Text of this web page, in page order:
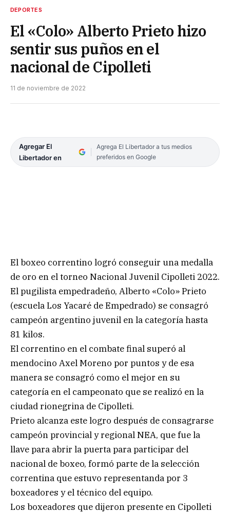
DEPORTES
El «Colo» Alberto Prieto hizo
sentir sus puños en el
nacional de Cipolleti
11 de noviembre de 2022
Agregar El
Libertador en
Agrega El Libertador a tus medios
preferidos en Google
El boxeo correntino logró conseguir una medalla
de oro en el torneo Nacional Juvenil Cipolleti 2022.
El pugilista empedradeño, Alberto «Colo» Prieto
(escuela Los Yacaré de Empedrado) se consagró
campeón argentino juvenil en la categoría hasta
81 kilos.
El correntino en el combate final superó al
mendocino Axel Moreno por puntos y de esa
manera se consagró como el mejor en su
categoría en el campeonato que se realizó en la
ciudad rionegrina de Cipolleti.
Prieto alcanza este logro después de consagrarse
campeón provincial y regional NEA, que fue la
llave para abrir la puerta para participar del
nacional de boxeo, formó parte de la selección
correntina que estuvo representanda por 3
boxeadores y el técnico del equipo.
Los boxeadores que dijeron presente en Cipolleti